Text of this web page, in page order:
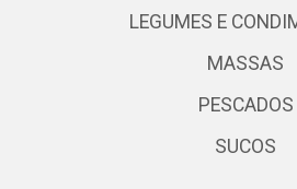
LEGUMES E
MASSAS
PESCADOS
SUCOS